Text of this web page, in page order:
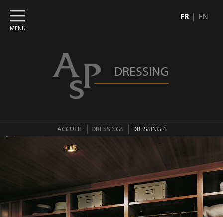
FR EN
MENU
DRESSING
ACCUEIL DRESSINGS DRESSING 4